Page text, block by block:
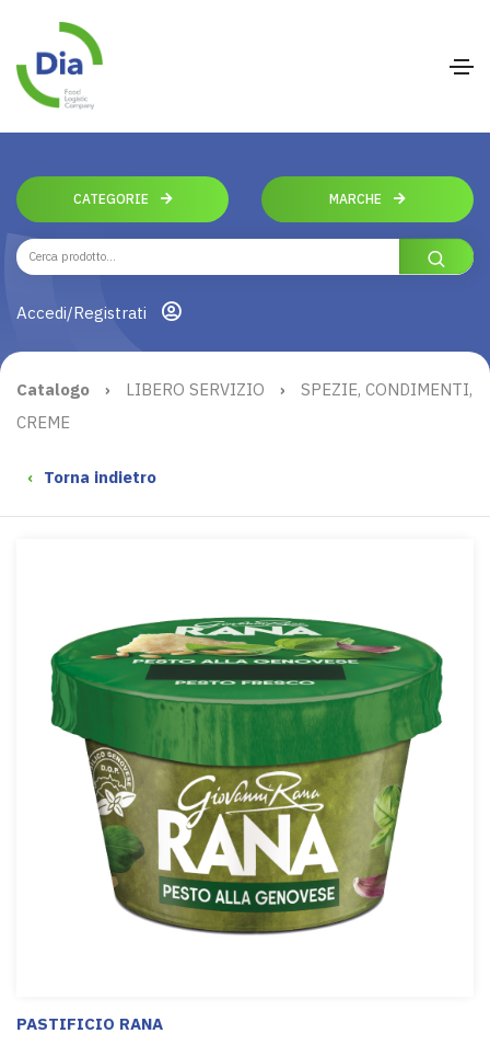
CATEGORIE MARCHE
Accedi/Registrati
Catalogo › LIBERO SERVIZIO ›
SPEZIE, CONDIMENTI,
CREME
‹ Torna indietro
PASTIFICIO RANA